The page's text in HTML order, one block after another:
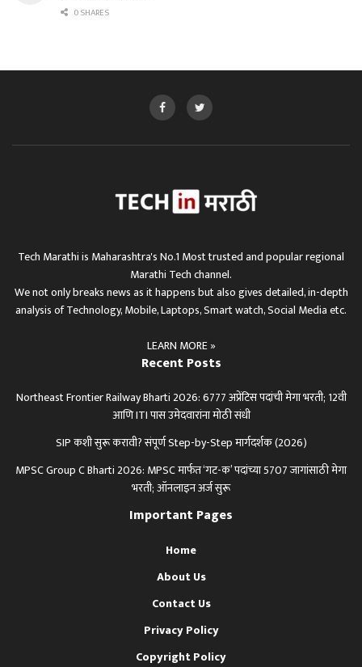
0 SHARES
Tech Marathi is Maharashtra's No.1 Most trusted and popular regional
Marathi Tech channel.
We not only breaks news as it happens but also gives detailed, in-depth
analysis of Technology, Mobile, Laptops, Smart watch, Social Media etc.
LEARN MORE »
Recent Posts
Northeast Frontier Railway Bharti 2026: 6777 अप्रेंटिस पदांची मेगा भरती; 12वी
आणि ITI पास उमेदवारांना मोठी संधी
SIP कशी सुरू करावी? संपूर्ण Step-by-Step मार्गदर्शक (2026)
MPSC Group C Bharti 2026: MPSC मार्फत ‘गट-क’ पदांच्या 5707 जागांसाठी मेगा
भरती; ऑनलाइन अर्ज सुरू
Important Pages
Home
About Us
Contact Us
Privacy Policy
Copyright Policy